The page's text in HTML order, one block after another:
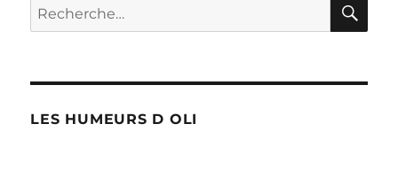
Recherche
pour :
LES HUMEURS D OLI